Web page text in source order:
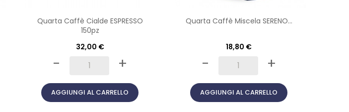
Quarta Caffè Cialde ESPRESSO
150pz
32,00 €
- +
AGGIUNGI AL CARRELLO
Quarta Caffè Miscela SERENO...
18,80 €
- +
AGGIUNGI AL CARRELLO